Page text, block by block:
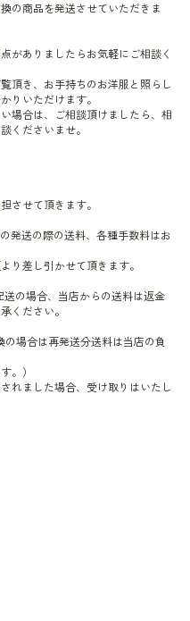
の商品を発送させていただきま
がありましたらお気軽にご相談く
頂き、お手持ちのお洋服と照らし
りいただけます。
場合は、ご相談頂けましたら、相
くださいませ。
させて頂きます。
発送の際の送料、各種手数料はお
り差し引かせて頂きます。
の場合、当店からの送料は返金
ください。
場合は再発送分送料は当店の負
。）
れました場合、受け取りはいたし